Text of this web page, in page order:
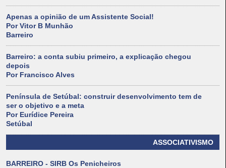
Apenas a opinião de um Assistente Social!
Por Vitor B Munhão
Barreiro
Barreiro: a conta subiu primeiro, a explicação chegou
depois
Por Francisco Alves
Península de Setúbal: construir desenvolvimento tem de
ser o objetivo e a meta
Por Eurídice Pereira
Setúbal
ASSOCIATIVISMO
BARREIRO - SIRB Os Penicheiros